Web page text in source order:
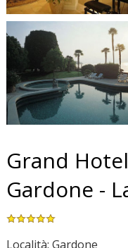
Grand
Gardone -
Località: Gardone